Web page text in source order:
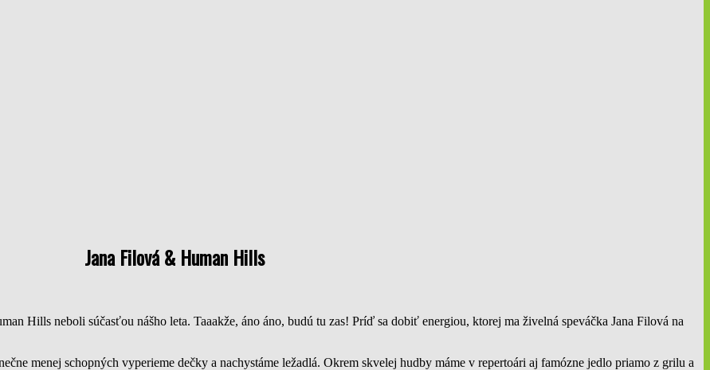
Jana Filová & Human Hills
Hills neboli súčasťou nášho leta. Taaakže, áno áno, budú tu zas! Príď sa dobiť energiou, ktorej ma živelná speváčka Jana Filová na
menej schopných vyperieme dečky a nachystáme ležadlá. Okrem skvelej hudby máme v repertoári aj famózne jedlo priamo z grilu a